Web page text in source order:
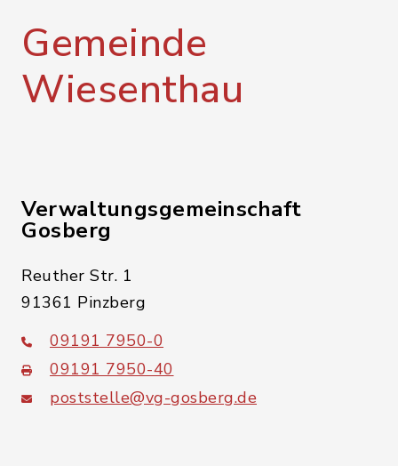
Gemeinde
Wiesenthau
Verwaltungsgemeinschaft
Gosberg
Reuther Str. 1
91361 Pinzberg
09191 7950-0
09191 7950-40
poststelle@vg-gosberg.de